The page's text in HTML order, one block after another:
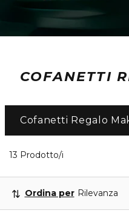
COFANETTI
Cofanetti Regalo
13 Prodotto/i
Ordina per Rilevanza